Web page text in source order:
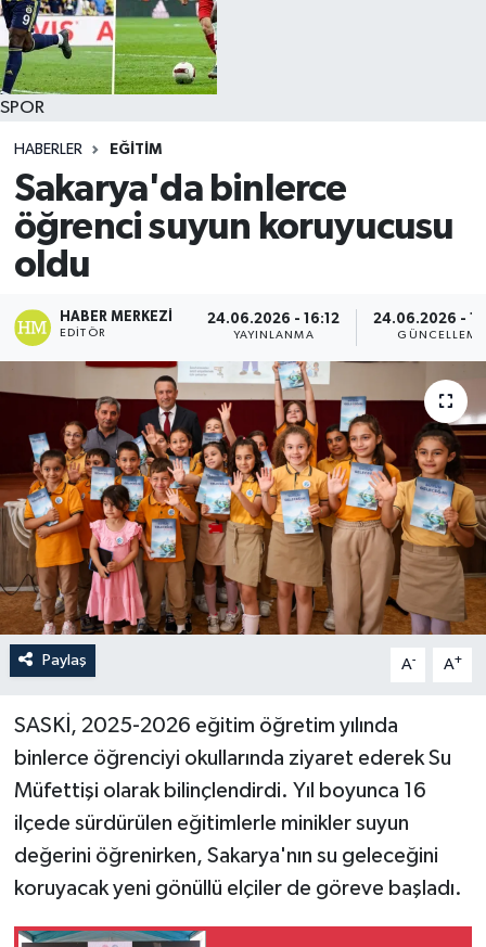
SPOR
HABERLER EĞİTİM
Sakarya'da binlerce
öğrenci suyun koruyucusu
oldu
HABER MERKEZI
EDITÖR
24.06.2026 - 16:12
YAYINLANMA
24.06.2026 -
GÜNCELLEME
Paylaş A- A+
SASKİ, 2025-2026 eğitim öğretim yılında
binlerce öğrenciyi okullarında ziyaret ederek Su
Müfettişi olarak bilinçlendirdi. Yıl boyunca 16
ilçede sürdürülen eğitimlerle minikler suyun
değerini öğrenirken, Sakarya'nın su geleceğini
koruyacak yeni gönüllü elçiler de göreve başladı.